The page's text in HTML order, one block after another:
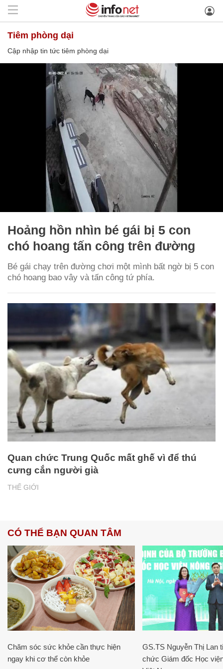
tiêm phòng dại
Cập nhập tin tức tiêm phòng dại
Hoảng hồn nhìn bé gái bị 5 con
chó hoang tấn công trên đường
Bé gái chạy trên đường chơi một mình bất ngờ bị 5 con
chó hoang bao vây và tấn công tứ phía.
THẾ GIỚI
Quan chức Trung Quốc mất ghế vì để thú
cưng cắn người già
CÓ THỂ BẠN QUAN TÂM
Chăm sóc sức khỏe cần thực hiện
ngay khi cơ thể còn khỏe
GS.TS Nguyễn Thị Lan
chức Giám đốc Học